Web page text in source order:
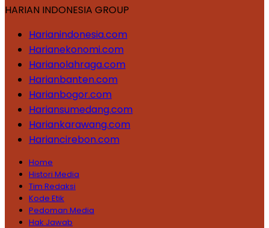
HARIAN INDONESIA GROUP
Harianindonesia.com
Harianekonomi.com
Harianolahraga.com
Harianbanten.com
Harianbogor.com
Hariansumedang.com
Hariankarawang.com
Hariancirebon.com
Home
Histori Media
Tim Redaksi
Kode Etik
Pedoman Media
Hak Jawab